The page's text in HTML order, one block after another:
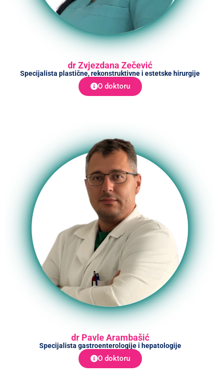
dr Zvjezdana Zečević
Specijalista plastične, rekonstruktivne i estetske hirurgije
O doktoru
dr Pavle Arambašić
Specijalista gastroenterologije i hepatologije
O doktoru